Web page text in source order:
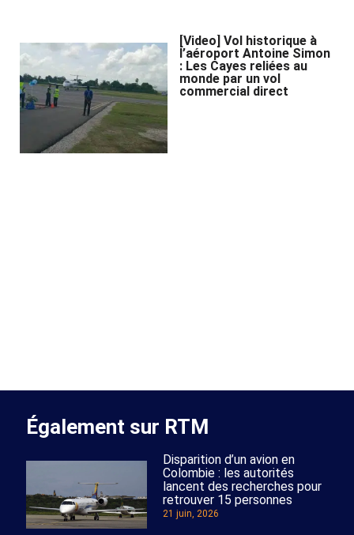
[Video] Vol historique à
l’aéroport Antoine Simon
: Les Cayes reliées au
monde par un vol
commercial direct
Également sur RTM
Disparition d’un avion en
Colombie : les autorités
lancent des recherches pour
retrouver 15 personnes
21 juin, 2026